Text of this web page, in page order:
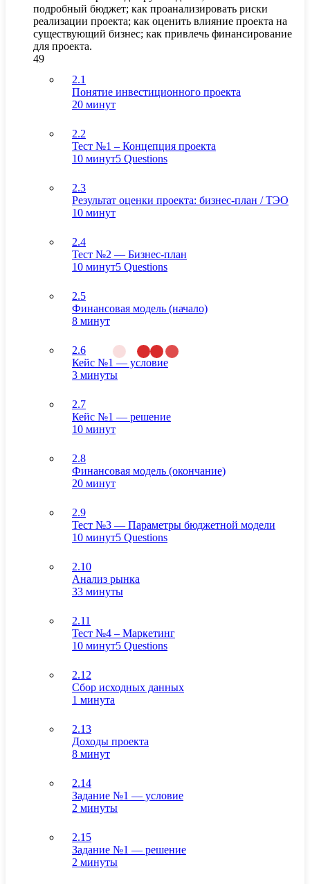
подробный бюджет; как проанализировать риски
реализации проекта; как оценить влияние проекта на
существующий бизнес; как привлечь финансирование
для проекта.
49
2.1
Понятие инвестиционного проекта
20 минут
2.2
Тест №1 – Концепция проекта
10 минут5 Questions
2.3
Результат оценки проекта: бизнес-план / ТЭО
10 минут
2.4
Тест №2 — Бизнес-план
10 минут5 Questions
2.5
Финансовая модель (начало)
8 минут
2.6
Кейс №1 — условие
3 минуты
2.7
Кейс №1 — решение
10 минут
2.8
Финансовая модель (окончание)
20 минут
2.9
Тест №3 — Параметры бюджетной модели
10 минут5 Questions
2.10
Анализ рынка
33 минуты
2.11
Тест №4 – Маркетинг
10 минут5 Questions
2.12
Сбор исходных данных
1 минута
2.13
Доходы проекта
8 минут
2.14
Задание №1 — условие
2 минуты
2.15
Задание №1 — решение
2 минуты